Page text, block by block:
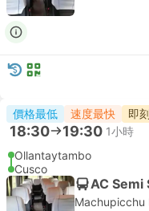
價格最低 速度最快 即
18:30 19:30 1小時
Ollantaytambo
Cusco
AC Semi
Machupicchu